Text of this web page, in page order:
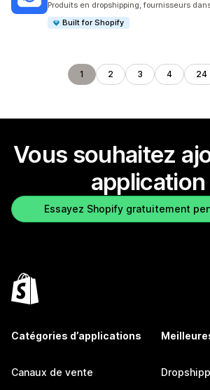
Produits en dropshipping, fournisseurs
Built for Shopify
1 2 3 4 24
Vous souhaitez
application
Essayez Shopify gratuitement
Catégories d’applications
Canaux de vente